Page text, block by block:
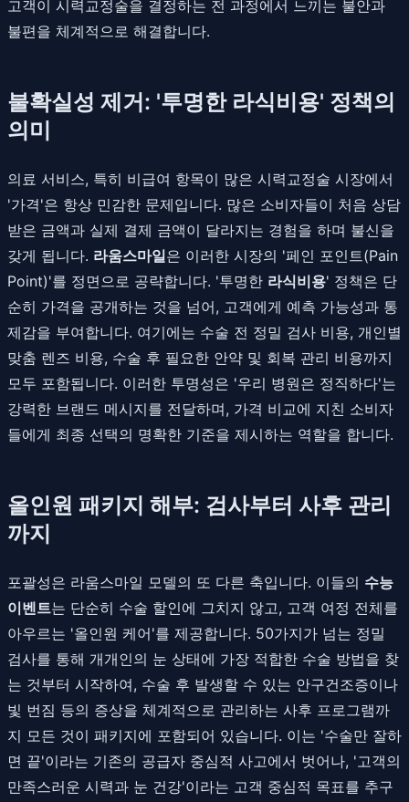
고객이 시력교정술을 결정하는 전 과정에서 느끼는 불안과
불편을 체계적으로 해결합니다.
불확실성 제거: '투명한 라식비용' 정책의
의미
의료 서비스, 특히 비급여 항목이 많은 시력교정술 시장에서
'가격'은 항상 민감한 문제입니다. 많은 소비자들이 처음 상담
받은 금액과 실제 결제 금액이 달라지는 경험을 하며 불신을
갖게 됩니다. 라움스마일은 이러한 시장의 '페인 포인트(Pain
Point)'를 정면으로 공략합니다. '투명한 라식비용' 정책은 단
순히 가격을 공개하는 것을 넘어, 고객에게 예측 가능성과 통
제감을 부여합니다. 여기에는 수술 전 정밀 검사 비용, 개인별
맞춤 렌즈 비용, 수술 후 필요한 안약 및 회복 관리 비용까지
모두 포함됩니다. 이러한 투명성은 '우리 병원은 정직하다'는
강력한 브랜드 메시지를 전달하며, 가격 비교에 지친 소비자
들에게 최종 선택의 명확한 기준을 제시하는 역할을 합니다.
올인원 패키지 해부: 검사부터 사후 관리
까지
포괄성은 라움스마일 모델의 또 다른 축입니다. 이들의 수능
이벤트는 단순히 수술 할인에 그치지 않고, 고객 여정 전체를
아우르는 '올인원 케어'를 제공합니다. 50가지가 넘는 정밀
검사를 통해 개개인의 눈 상태에 가장 적합한 수술 방법을 찾
는 것부터 시작하여, 수술 후 발생할 수 있는 안구건조증이나
빛 번짐 등의 증상을 체계적으로 관리하는 사후 프로그램까
지 모든 것이 패키지에 포함되어 있습니다. 이는 '수술만 잘하
면 끝'이라는 기존의 공급자 중심적 사고에서 벗어나, '고객의
만족스러운 시력과 눈 건강'이라는 고객 중심적 목표를 추구